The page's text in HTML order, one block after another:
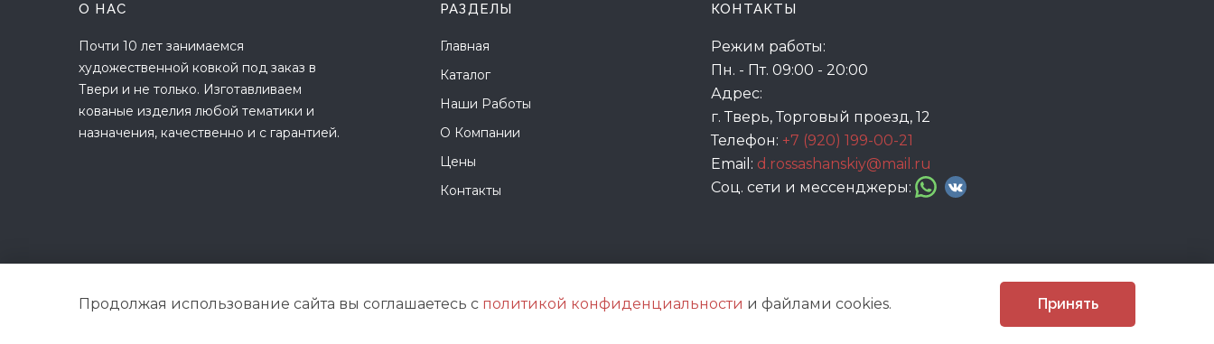
О НАС
Почти 10 лет занимаемся
художественной ковкой под заказ в
Твери и не только. Изготавливаем
кованые изделия любой тематики и
назначения, качественно и с гарантией.
РАЗДЕЛЫ
Главная
Каталог
Наши Работы
О Компании
Цены
Контакты
КОНТАКТЫ
Режим работы:
Пн. - Пт. 09:00 - 20:00
Адрес:
г. Тверь, Торговый проезд, 12
Телефон: +7 (920) 199-00-21
Email: d.rossashanskiy@mail.ru
Соц. сети и мессенджеры:
Продолжая использование сайта вы соглашаетесь с политикой конфиденциальности и файлами cookies. Принять